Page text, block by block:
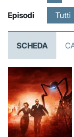
Episodi Tutti
SCHEDA